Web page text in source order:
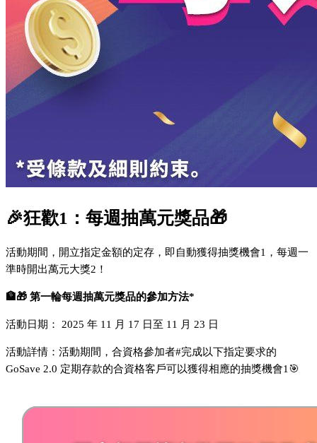
🎉狂歡1：每週抽萬元獎品🎁
活動期間，開立指定金額的定存，即自動獲得抽獎機會1，每週一
準時開出萬元大獎2！
🏦🎁 第一輪每週抽萬元獎品的參加方法*
活動日期： 2025 年 11 月 17 日至 11 月 23 日
活動詳情：活動期間，合資格參加者#完成以下指定要求的
GoSave 2.0 定期存款的合資格客戶可以獲得相應的抽獎機會1🎯